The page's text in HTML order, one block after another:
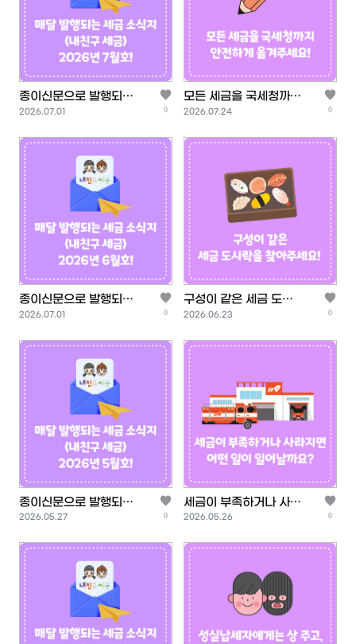
종이신문으로 발행되는
<내 친구 세금> 2026
등록일
2026.07.01 0
모든 세금을 국세청까지
안전하게 옮겨주세요!
등록일
2026.07.24 0
종이신문으로 발행되는
<내 친구 세금> 2026
등록일
2026.07.01 0
구성이 같은 세금 도시
락을 찾아주세요
등록일
2026.06.23 0
종이신문으로 발행되는
<내 친구 세금> 2026
등록일
2026.05.27 0
세금이 부족하거나 사라
지면 어떤 일이 일어날
등록일
2026.05.26 0